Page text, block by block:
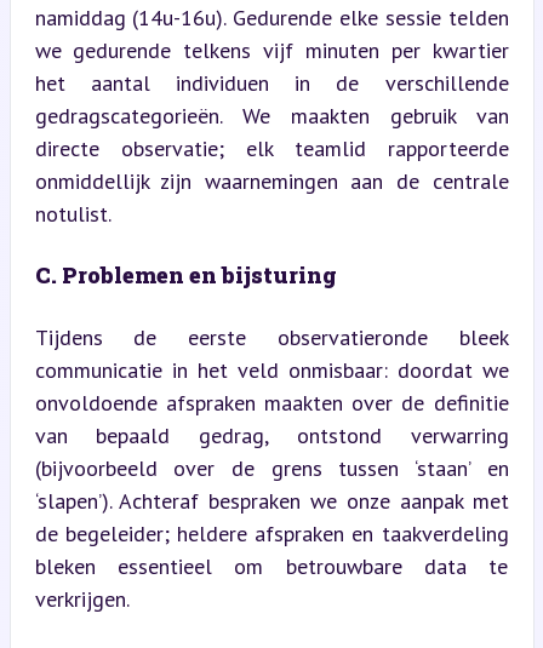
namiddag (14u-16u). Gedurende elke sessie telden
we gedurende telkens vijf minuten per kwartier
het aantal individuen in de verschillende
gedragscategorieën. We maakten gebruik van
directe observatie; elk teamlid rapporteerde
onmiddellijk zijn waarnemingen aan de centrale
notulist.
C. Problemen en bijsturing
Tijdens de eerste observatieronde bleek
communicatie in het veld onmisbaar: doordat we
onvoldoende afspraken maakten over de definitie
van bepaald gedrag, ontstond verwarring
(bijvoorbeeld over de grens tussen ‘staan’ en
‘slapen’). Achteraf bespraken we onze aanpak met
de begeleider; heldere afspraken en taakverdeling
bleken essentieel om betrouwbare data te
verkrijgen.